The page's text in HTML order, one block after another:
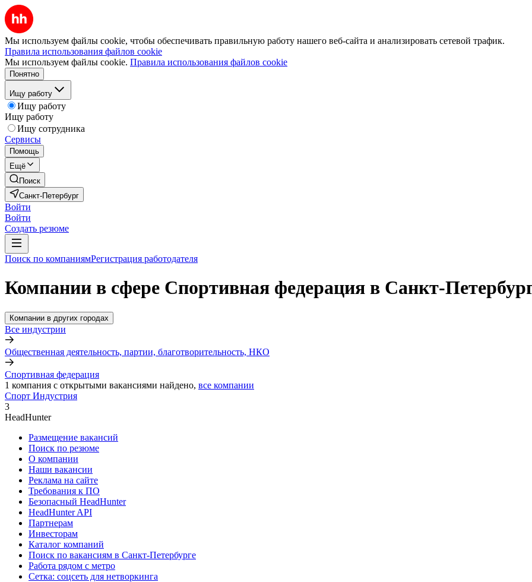
Мы используем файлы cookie, чтобы обеспечивать правильную работу нашего веб-сайта и анализировать сетевой трафик.
Правила использования файлов cookie
Мы используем файлы cookie. Правила использования файлов cookie
Понятно
Ищу работу
Ищу работу
Ищу работу
Ищу сотрудника
Сервисы
Помощь
Ещё
Поиск
Санкт-Петербург
Войти
Войти
Создать резюме
Поиск по компаниямРегистрация работодателя
Компании в сфере Спортивная федерация в Санкт-
Компании в других городах
Все индустрии
Общественная деятельность, партии, благотворительность, НКО
Спортивная федерация
1 компания с открытыми вакансиями найдено, все компании
Спорт Индустрия
3
HeadHunter
Размещение вакансий
Поиск по резюме
О компании
Наши вакансии
Реклама на сайте
Требования к ПО
Безопасный HeadHunter
HeadHunter API
Партнерам
Инвесторам
Каталог компаний
Поиск по вакансиям в Санкт-Петербурге
Работа рядом с метро
Сетка: соцсеть для нетворкинга